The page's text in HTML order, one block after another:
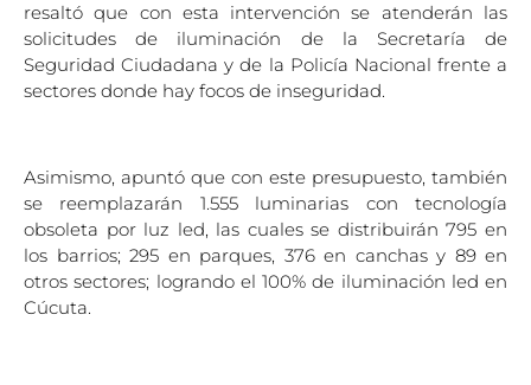
resaltó que con esta intervención se atenderán las
solicitudes de iluminación de la Secretaría de
Seguridad Ciudadana y de la Policía Nacional frente a
sectores donde hay focos de inseguridad.
Asimismo, apuntó que con este presupuesto, también
se reemplazarán 1.555 luminarias con tecnología
obsoleta por luz led, las cuales se distribuirán 795 en
los barrios; 295 en parques, 376 en canchas y 89 en
otros sectores; logrando el 100% de iluminación led en
Cúcuta.